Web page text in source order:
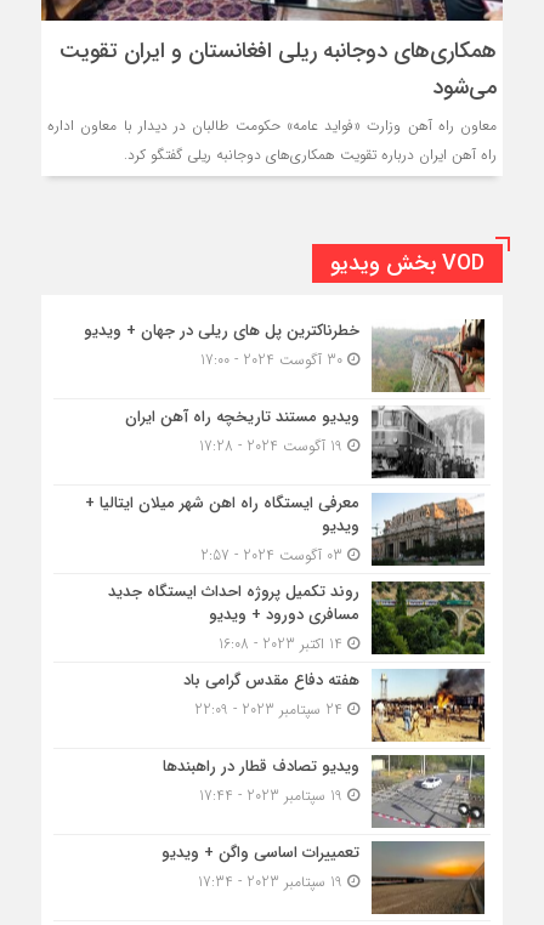
همکاری‌های دوجانبه ریلی افغانستان و ایران تقویت
می‌شود
معاون راه آهن وزارت «فواید عامه» حکومت طالبان در دیدار با معاون اداره
راه آهن ایران درباره تقویت همکاری‌های دوجانبه ریلی گفتگو کرد.
VOD بخش ویدیو
خطرناکترین پل های ریلی در جهان + ویدیو
30 آگوست 2024 - 17:00
ویدیو مستند تاریخچه راه آهن ایران
معرفی ایستگاه راه اهن شهر میلان ایتالیا +
ویدیو
روند تکمیل پروژه احداث ایستگاه جدید
مسافری دورود + ویدیو
هفته دفاع مقدس گرامی باد
ویدیو تصادف قطار در راهبندها
تعمییرات اساسی واگن + ویدیو